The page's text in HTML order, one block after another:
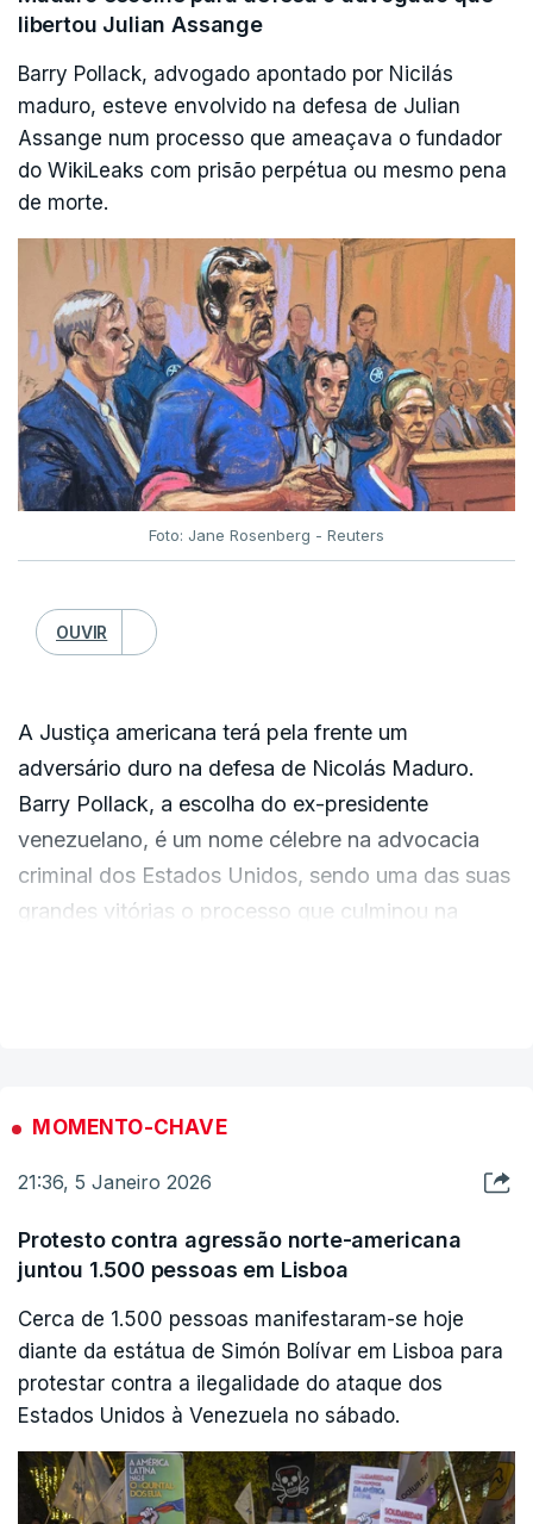
libertou Julian Assange
Barry Pollack, advogado apontado por Nicilás
maduro, esteve envolvido na defesa de Julian
Assange num processo que ameaçava o fundador
do WikiLeaks com prisão perpétua ou mesmo pena
de morte.
Foto: Jane Rosenberg - Reuters
OUVIR
A Justiça americana terá pela frente um
adversário duro na defesa de Nicolás Maduro.
Barry Pollack, a escolha do ex-presidente
venezuelano, é um nome célebre na advocacia
criminal dos Estados Unidos, sendo uma das suas
grandes vitórias o processo que culminou na
quando o agora ex-presidente da Venezuela,
chegaram ao tribunal federal Daniel Patrick
Moynihan, em Manhattan, Nova Iorque.
Nicolás Maduro enfrenta acusações de
narcoterrorismo no Distrito Sul de Nova Iorque e
será defendido por Barry Pollack, um dos mais
conhecidos advogados na área do crime, com
muitos processos célebres no currículo.
Com mais de 30 anos de experiência, Barry Pollack é
MOMENTO-CHAVE
21:36, 5 Janeiro 2026
Protesto contra agressão norte-americana
juntou 1.500 pessoas em Lisboa
Cerca de 1.500 pessoas manifestaram-se hoje
diante da estátua de Simón Bolívar em Lisboa para
protestar contra a ilegalidade do ataque dos
Estados Unidos à Venezuela no sábado.